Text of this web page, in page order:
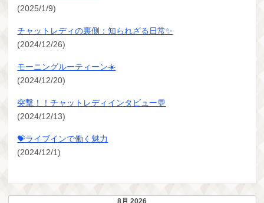
(2025/1/9)
チャットレディの裏側：知られざる日常✨
(2024/12/26)
モーニングルーティーン☀️
(2024/12/20)
突撃！！チャットレディインタビュー💬
(2024/12/13)
💝ライブインで働く魅力
(2024/12/1)
8月 2026